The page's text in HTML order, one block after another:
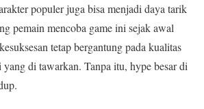
populer juga bisa menjadi daya tarik
pemain mencoba game ini sejak awal
tetap bergantung pada kualitas
yang di tawarkan. Tanpa itu, hype besar di